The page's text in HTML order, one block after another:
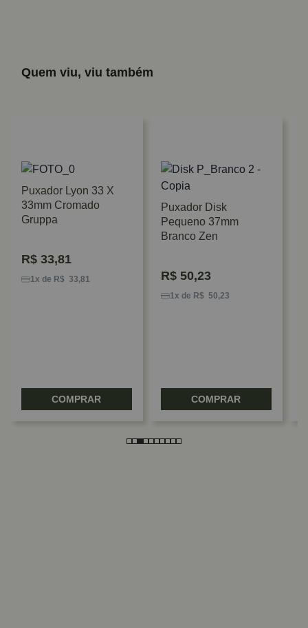
Quem viu, viu também
Puxador Lyon 33 X
33mm Cromado
Gruppa
R$ 33,81
1x de R$ 33,81
COMPRAR
Puxador Disk
Pequeno 37mm
Branco Zen
R$ 50,23
1x de R$ 50,23
COMPRAR